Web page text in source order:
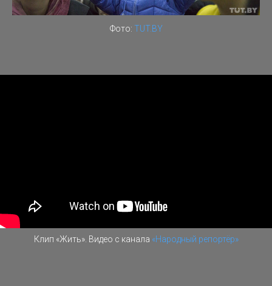
Фото: TUT.BY
Клип «Жить». Видео с канала «Народный репортёр»